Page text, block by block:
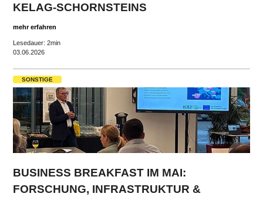
KELAG-SCHORNSTEINS
mehr erfahren
Lesedauer: 2min
03.06.2026
SONSTIGE
BUSINESS BREAKFAST IM MAI:
FORSCHUNG, INFRASTRUKTUR &